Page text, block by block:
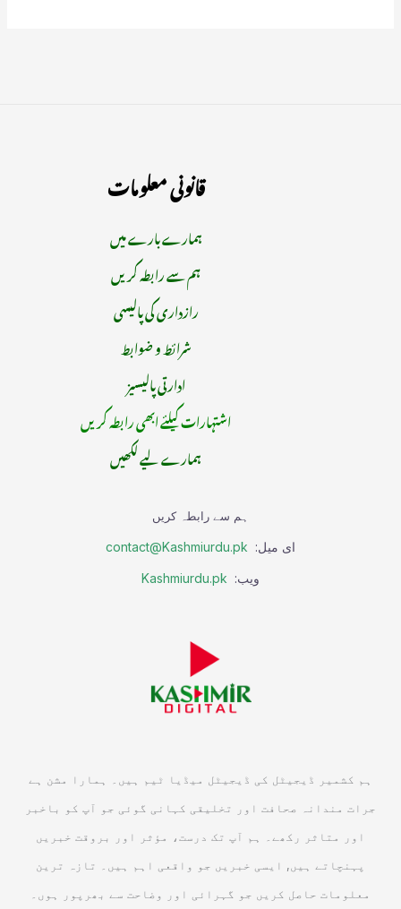
قانونی معلومات
ہمارے بارے میں
ہم سے رابطہ کریں
رازداری کی پالیسی
شرائط و ضوابط
ادارتی پالیسیز
اشتہارات کیلئے ابھی رابطہ کریں
ہمارے لیے لکھیں
ہم سے رابطہ کریں
ای میل: contact@Kashmiurdu.pk
ویب: Kashmiurdu.pk
ہم کشمیر ڈیجیٹل کی ڈیجیٹل میڈیا ٹیم ہیں۔ ہمارا مشن ہے
جرات مندانہ صحافت اور تخلیقی کہانی گوئی جو آپ کو باخبر
اور متاثر رکھے۔ ہم آپ تک درست، مؤثر اور بروقت خبریں
پہنچاتے ہیں, ایسی خبریں جو واقعی اہم ہیں۔ تازہ ترین
معلومات حاصل کریں جو گہرائی اور وضاحت سے بھرپور ہوں۔